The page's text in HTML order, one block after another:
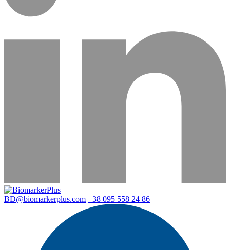
BD@biomarkerplus.com +38 095 558 24 86